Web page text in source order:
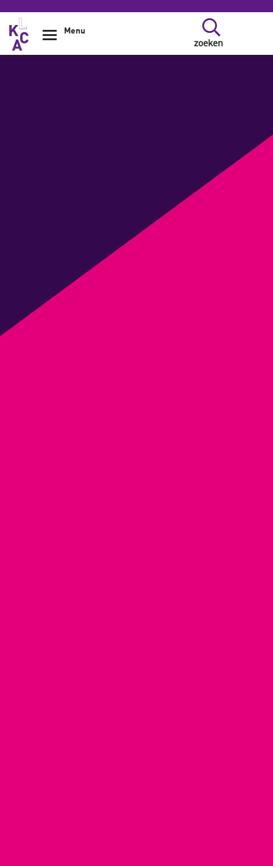
Overslaan en naar de inhoud gaan
zoeken
Menu